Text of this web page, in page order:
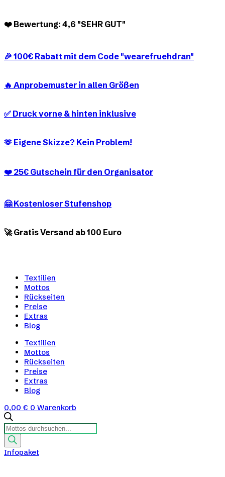
❤️ Bewertung: 4,6 "SEHR GUT"
🎉 100€ Rabatt mit dem Code "wearefruehdran"
🔥 Anprobemuster in allen Größen
✅ Druck vorne & hinten inklusive
🫶 Eigene Skizze? Kein Problem!
❤️ 25€ Gutschein für den Organisator
🤗 Kostenloser Stufenshop
🚀 Gratis Versand ab 100 Euro
Textilien
Mottos
Rückseiten
Preise
Extras
Blog
Textilien
Mottos
Rückseiten
Preise
Extras
Blog
0,00 € 0 Warenkorb
Products
search
Infopaket